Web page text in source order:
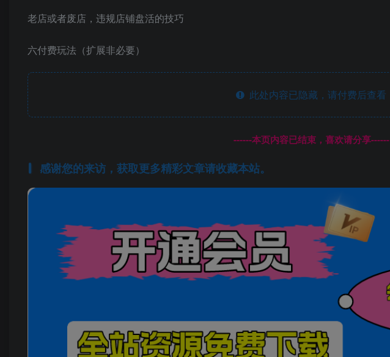
老店或者废店，违规店铺盘活的技巧
六付费玩法（扩展非必要）
此处内容已隐藏，请付费后查看
------本页内容已结束，喜欢请分享------
感谢您的来访，获取更多精彩文章请收藏本站。